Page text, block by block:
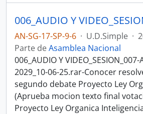
AN-SG-17-SP-9-6 · U.D.Simple ·
Parte deAsamblea Nacional
006_AUDIO Y
2029_10-06-25.rar-Conocer
segundo debate Proyecto Ley
(Aprueba mocion texto final
Proyecto Ley Organica